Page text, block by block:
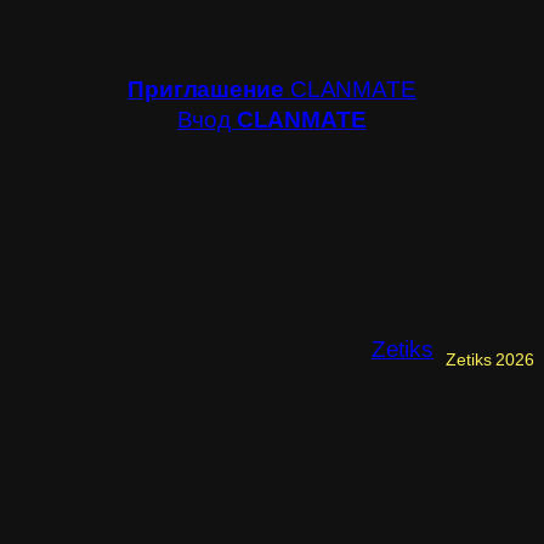
Приглашение CLANMATE
Вчод CLANMATE
Zetiks Zetiks 2026